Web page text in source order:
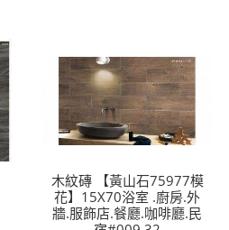
木紋磚 【黃山石75977模
花】15X70浴室 .廚房.外
牆.服飾店.餐廳.咖啡廳.民